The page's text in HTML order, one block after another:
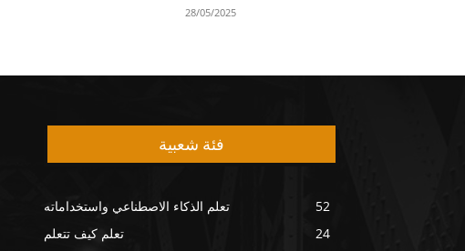
28/05/2025
فئة شعبية
تعلم الذكاء الاصطناعي واستخداماته
52
تعلم كيف تتعلم
24